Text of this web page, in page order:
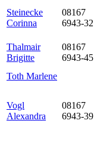
Steinecke
Corinna
08167
6943-32
Thalmair
Brigitte
08167
6943-45
Toth Marlene
Vogl
Alexandra
08167
6943-39